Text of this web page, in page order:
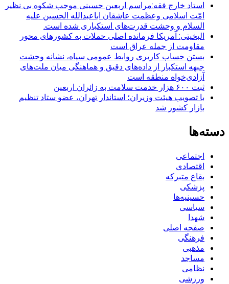
استاد خارج فقه:مراسم اربعین حسینی موجب شکوه بی نظیر
امّت اسلامی وعظمت عاشقان اباعبدالله الحسین علیه
السلام و وحشت قدرت‌های استکباری شده است.
البخیتی: آمریکا فرمانده اصلی حملات به کشورهای محور
مقاومت از جمله عراق است
بستن حساب کاربری روابط عمومی سپاه، نشانه‌ وحشت
جبهه استکبار از داده‌های دقیق و هماهنگی میان ملت‌های
آزادی‌خواه منطقه است
ثبت ۶۰۰ هزار خدمت سلامت به زائران اربعین
با تصویب هیئت وزیران؛ استاندار تهران، عضو ستاد تنظیم
بازار کشور شد
دسته‌ها
اجتماعی
اقتصادی
بقاع متبرکه
پزشکی
حسینیه‌ها
سیاسی
شهدا
صفحه اصلی
فرهنگی
مذهبی
مساجد
نظامی
ورزشی